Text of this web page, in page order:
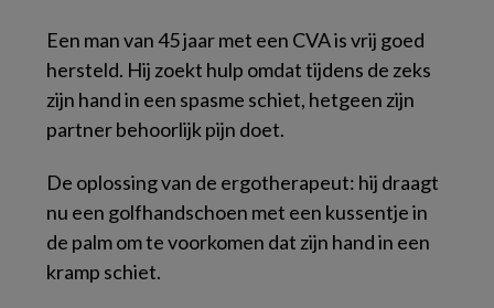
Een man van 45 jaar met een CVA is vrij goed
hersteld. Hij zoekt hulp omdat tijdens de zeks
zijn hand in een spasme schiet, hetgeen zijn
partner behoorlijk pijn doet.
De oplossing van de ergotherapeut: hij draagt
nu een golfhandschoen met een kussentje in
de palm om te voorkomen dat zijn hand in een
kramp schiet.